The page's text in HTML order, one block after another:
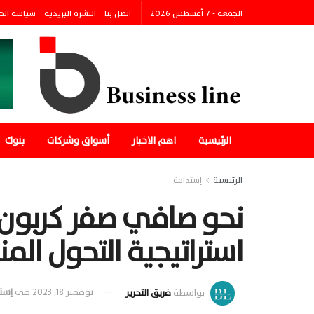
الجمعة - 7 أغسطس 2026 اتصل بنا النشرة البريدية سياسة
الرئيسية اهم الاخبار أسواق وشركات بنوك
الرئيسية إستدامة
نحو صافي صفر
استراتيجية التحول
بواسطةفريق التحرير نوفمبر 18, 2023 في